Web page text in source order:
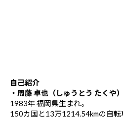
自己紹介
・周藤 卓也（しゅうとう たくや）
1983年 福岡県生まれ。
150カ国と13万1214.54kmの自転